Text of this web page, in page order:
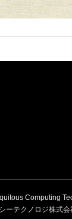
Computing
ーテクノロジ株式会